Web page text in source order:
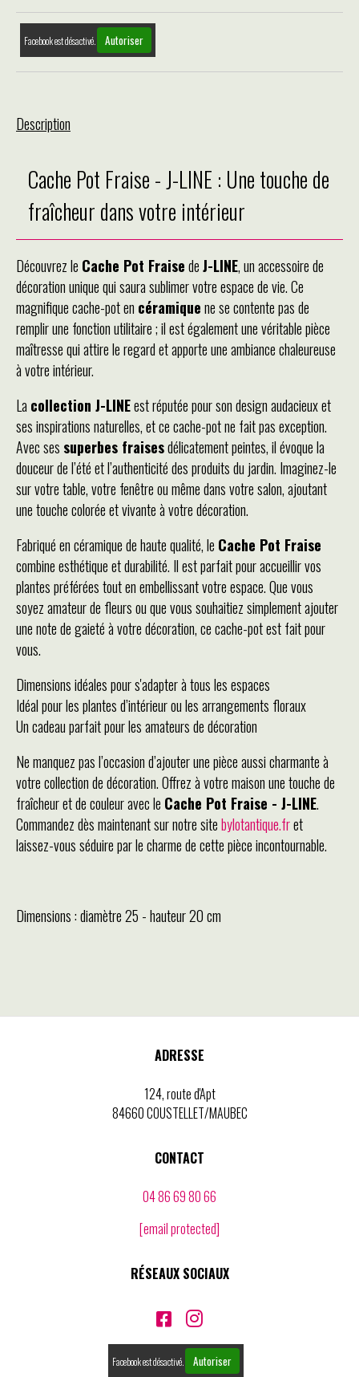
Facebook est désactivé. Autoriser
Description
Cache Pot Fraise - J-LINE : Une touche de
fraîcheur dans votre intérieur
Découvrez le Cache Pot FraisedeJ-LINE, un accessoire de
décoration unique qui saura sublimer votre espace de vie. Ce
magnifique cache-pot en céramiquene se contente pas de
remplir une fonction utilitaire ; il est également une véritable pièce
maîtresse qui attire le regard et apporte une ambiance chaleureuse
à votre intérieur.
Lacollection J-LINEest réputée pour son design audacieux et
ses inspirations naturelles, et ce cache-pot ne fait pas exception.
Avec ses superbes fraisesdélicatement peintes, il évoque la
douceur de l’été et l’authenticité des produits du jardin. Imaginez-le
sur votre table, votre fenêtre ou même dans votre salon, ajoutant
une touche colorée et vivante à votre décoration.
Fabriqué en céramique de haute qualité, le Cache Pot Fraise
combine esthétique et durabilité. Il est parfait pour accueillir vos
plantes préférées tout en embellissant votre espace. Que vous
soyez amateur de fleurs ou que vous souhaitiez simplement ajouter
une note de gaieté à votre décoration, ce cache-pot est fait pour
vous.
Dimensions idéales pour s'adapter à tous les espaces
Idéal pour les plantes d’intérieur ou les arrangements floraux
Un cadeau parfait pour les amateurs de décoration
Ne manquez pas l’occasion d’ajouter une pièce aussi charmante à
votre collection de décoration. Offrez à votre maison une touche de
fraîcheur et de couleur avec le Cache Pot Fraise - J-LINE.
Commandez dès maintenant sur notre sitebylotantique.fret
laissez-vous séduire par le charme de cette pièce incontournable.
Dimensions : diamètre 25 - hauteur 20 cm
ADRESSE
124, route d'Apt
84660 COUSTELLET/MAUBEC
CONTACT
04 86 69 80 66
[email protected]
RÉSEAUX SOCIAUX
 
Facebook est désactivé. Autoriser